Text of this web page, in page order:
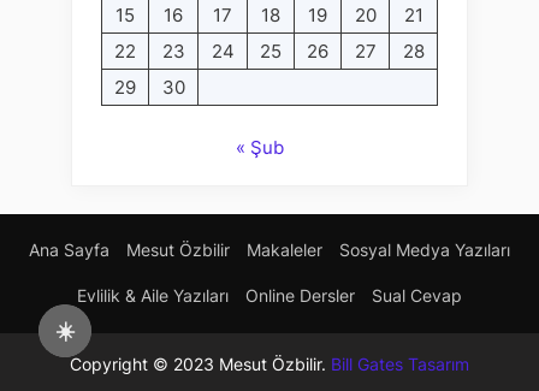
☀️
15
16 17 18 19 20
21
22
23 24 25 26 27
28
29
30
« Şub
Ana Sayfa Mesut Özbilir Makaleler Sosyal Medya Yazıları
Evlilik & Aile Yazıları Online Dersler Sual Cevap
Copyright © 2023 Mesut Özbilir. Bill Gates Tasarım